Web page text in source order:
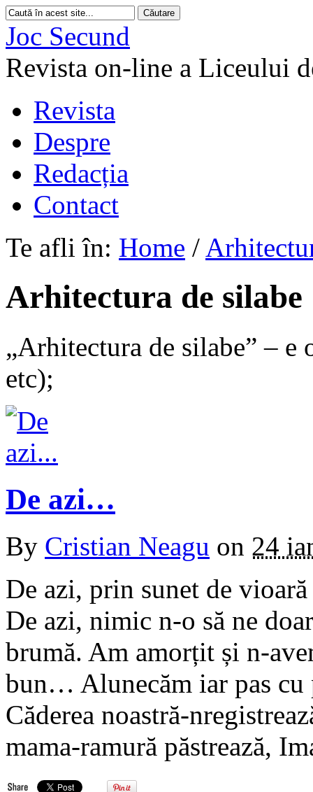
Joc Secund
Revista on-line a Liceului
Revista
Despre
Redacția
Contact
Te afli în: Home /
Arhitectura de silabe
„Arhitectura de silabe” – e
etc);
De azi…
By Cristian Neagu on 24
De azi, prin sunet de
De azi, nimic n-o să ne
brumă. Am amorțit și n-
bun… Alunecăm iar pas cu
Căderea noastră-
mama-ramură păstrează,